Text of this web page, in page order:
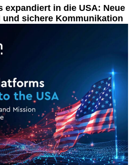
expandiert in die USA: Neue
sichere Kommunikation